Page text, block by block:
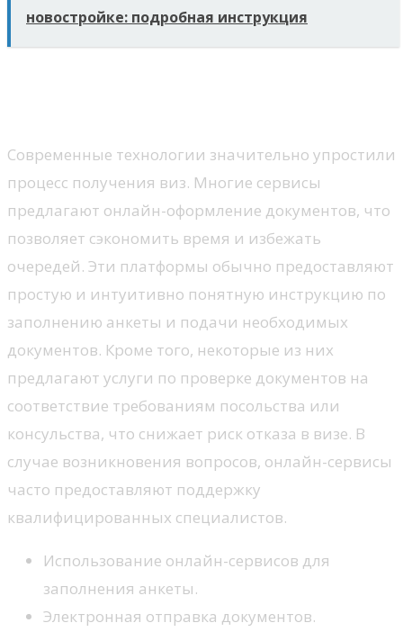
новостройке: подробная инструкция
Современные технологии значительно упростили
процесс получения виз. Многие сервисы
предлагают онлайн-оформление документов, что
позволяет сэкономить время и избежать
очередей. Эти платформы обычно предоставляют
простую и интуитивно понятную инструкцию по
заполнению анкеты и подачи необходимых
документов. Кроме того, некоторые из них
предлагают услуги по проверке документов на
соответствие требованиям посольства или
консульства, что снижает риск отказа в визе. В
случае возникновения вопросов, онлайн-сервисы
часто предоставляют поддержку
квалифицированных специалистов.
Использование онлайн-сервисов для
заполнения анкеты.
Электронная отправка документов.